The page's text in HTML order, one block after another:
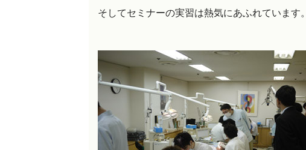
そしてセミナーの実習は熱気にあふれています。